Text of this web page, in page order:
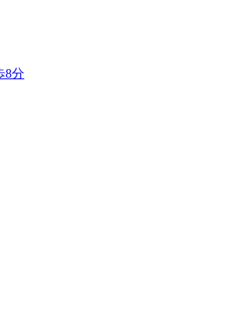
8分